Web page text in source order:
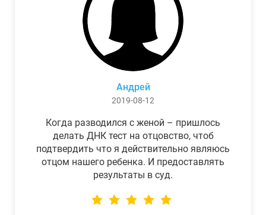
Андрей
2019-08-12
Когда разводился с женой – пришлось
делать ДНК тест на отцовство, чтоб
подтвердить что я действительно являюсь
отцом нашего ребенка. И предоставлять
результаты в суд.